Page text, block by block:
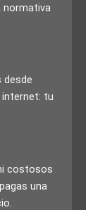
normativa
desde
tu
costosos
una